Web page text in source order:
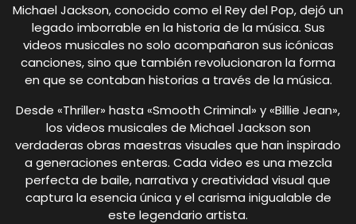
Michael Jackson, conocido como el Rey del Pop, dejó un
legado imborrable en la historia de la música. Sus
videos musicales no solo acompañaron sus icónicas
canciones, sino que también revolucionaron la forma
en que se contaban historias a través de la música.
Desde «Thriller» hasta «Smooth Criminal» y «Billie Jean»,
los videos musicales de Michael Jackson son
verdaderas obras maestras visuales que han inspirado
a generaciones enteras. Cada video es una mezcla
perfecta de baile, narrativa y creatividad visual que
captura la esencia única y el carisma inigualable de
este legendario artista.